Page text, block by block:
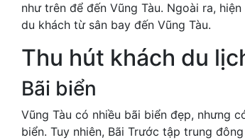
như trên để đến Vũng Tàu. Ngoài ra,
du khách từ sân bay đến Vũng Tàu.
Thu hút khách du
Bãi biển
Vũng Tàu có nhiều bãi biển đẹp, nhưng
biển. Tuy nhiên, Bãi Trước tập trung